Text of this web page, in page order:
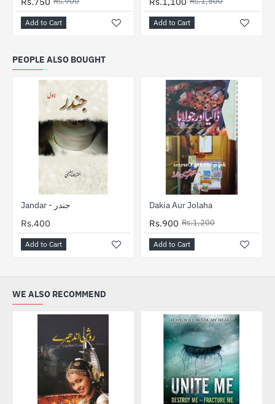
Add to Cart Add to Cart
PEOPLE ALSO BOUGHT
Jandar - جندر
Rs.400
Add to Cart
Dakia Aur Jolaha
Rs.900 Rs.1,200
Add to Cart
WE ALSO RECOMMEND